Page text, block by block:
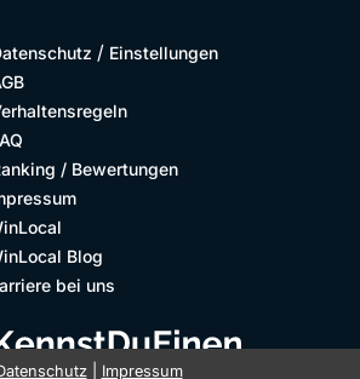
/ Einstellungen
/ Bewertungen
Blog
bei uns
| Impressum